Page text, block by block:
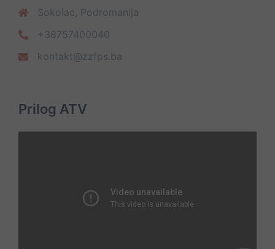
Sokolac, Podromanija
+38757400040
kontakt@zzfps.ba
Prilog ATV